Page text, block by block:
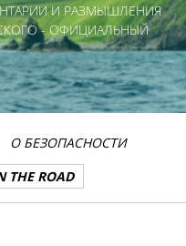
И РАЗМЫШЛЕНИЯ
- ОФИЦИАЛЬНЫЙ
О БЕЗОПАСНОСТИ
THE ROAD